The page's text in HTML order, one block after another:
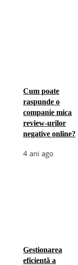
Cum poate
raspunde o
companie mica
review-urilor
negative online?
4 ani ago
Gestionarea
eficientă a